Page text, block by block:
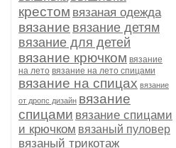
крестом вязаная одежда
вязание вязание детям
вязание для детей
вязание крючком вязание
на лето вязание на лето спицами
вязание на спицах вязание
от дропс дизайн вязание
спицами вязание спицами
и крючком вязаный пуловер
вязаный трикотаж